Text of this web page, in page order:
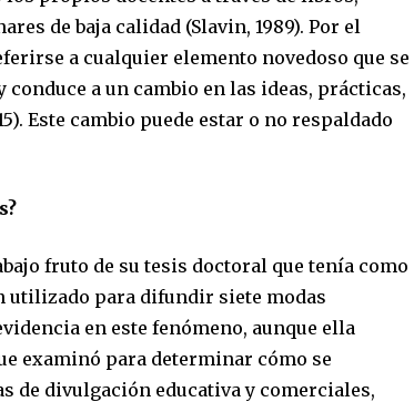
de baja calidad (Slavin, 1989). Por el
a cualquier elemento novedoso que se
a un cambio en las ideas, prácticas,
Este cambio puede estar o no respaldado
fruto de su tesis doctoral que tenía como
utilizado para difundir siete modas
en este fenómeno, aunque ella
examinó para determinar cómo se
de divulgación educativa y comerciales,